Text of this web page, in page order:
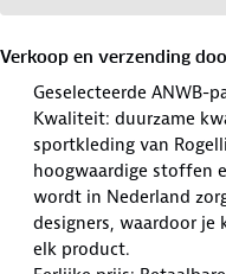
Verkoop en verzending
Geselecteerde ANWB-
Kwaliteit: duurzame
sportkleding van
hoogwaardige stoffen
wordt in Nederland
designers, waardoor
elk product.